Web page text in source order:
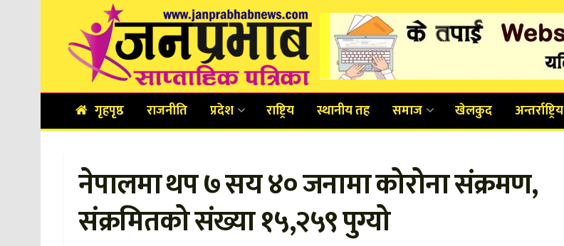
गृहपृष्ठ राजनीति प्रदेश राष्ट्रिय स्थानीय तह समाज खेलकुद अन्तर्राष्ट्रिय
नेपालमा थप ७ सय ४० जनामा कोरोना संक्रमण,
संक्रमितको संख्या १५,२५९ पुग्यो